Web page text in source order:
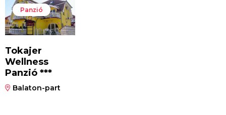
Panzió
Tokajer
Wellness
Panzió ***
Balaton-part